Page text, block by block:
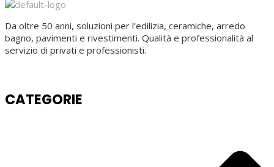
Da oltre 50 anni, soluzioni per l’edilizia, ceramiche, arredo
bagno, pavimenti e rivestimenti. Qualità e professionalità al
servizio di privati e professionisti.
CATEGORIE